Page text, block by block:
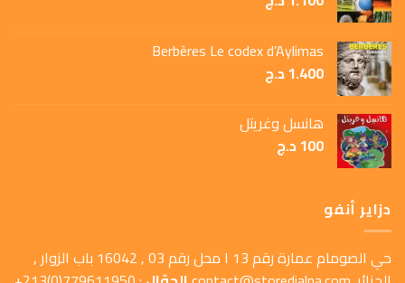
Berbères Le codex d’Aylimas
1.400د.ج
هانسل وغريتل
100د.ج
دزاير أنفو
حي الصومام عمارة رقم 13 ا محل رقم 03 , 16042 باب الزوار ,